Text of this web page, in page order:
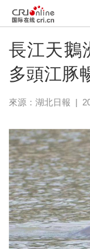
長江天鵝
多頭江豚
來源： 湖北日報 |